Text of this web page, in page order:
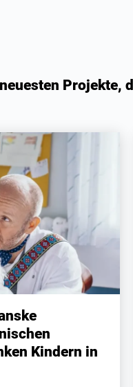
Projekte,
Kindern in